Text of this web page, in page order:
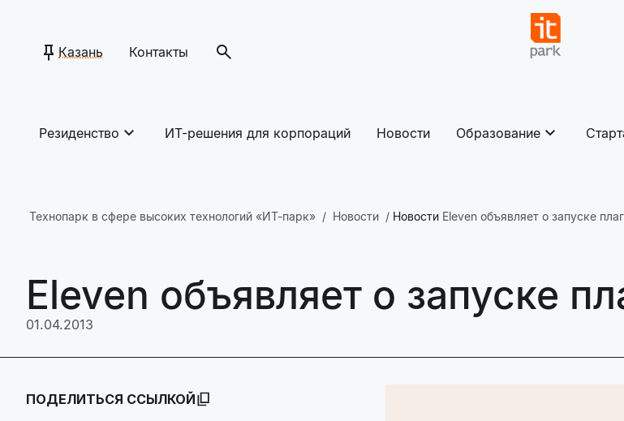
Казань Контакты
Резиденство ИТ-решения для корпораций Новости Образование
Технопарк в сфере высоких технологий «ИТ-парк» Новости Новости Eleven объявляет о запуске
Eleven объявляет о запуске
01.04.2013
ПОДЕЛИТЬСЯ ССЫЛКОЙ